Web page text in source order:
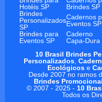
Hotéis SP
Brindes SP
Brindes
Personalizados
SP
Cadernos
Eventos SP
Brindes para
Eventos SP
Caderno
Capa-Dura
10 Brasil Brindes
Personalizados,
Ecológicos e
Desde 2007 no ramos
Brindes
© 2007 - 2025 - 10
Todos os